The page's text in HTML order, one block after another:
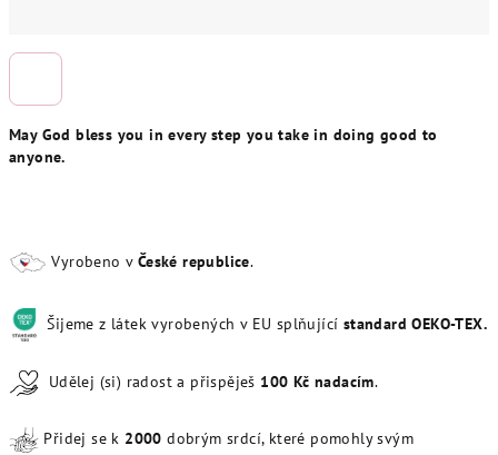
May God bless you in every step you take in doing good to
anyone.
Vyrobeno v České republice.
Šijeme z látek vyrobených v EU splňující standard OEKO-TEX.
Udělej (si) radost a přispěješ 100 Kč nadacím.
Přidej se k 2000dobrým srdcí, které pomohly svým